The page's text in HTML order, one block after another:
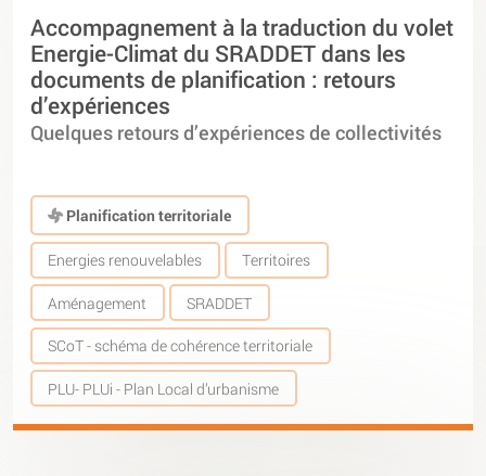
Accompagnement à la traduction du volet
Energie-Climat du SRADDET dans les
documents de planification : retours
d’expériences
Quelques retours d’expériences de collectivités
Planification territoriale
Energies renouvelables Territoires
Aménagement SRADDET
SCoT - schéma de cohérence territoriale
PLU- PLUi - Plan Local d’urbanisme